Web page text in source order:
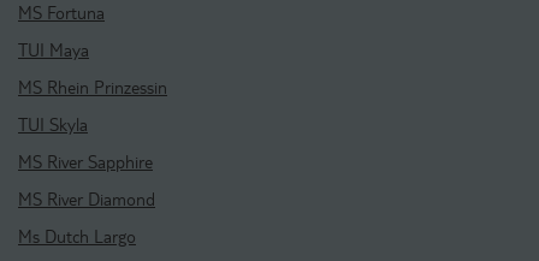
MS Fortuna
TUI Maya
MS Rhein Prinzessin
TUI Skyla
MS River Sapphire
MS River Diamond
Ms Dutch Largo